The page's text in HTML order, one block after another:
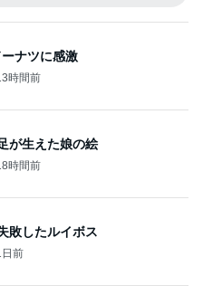
ナツに感激
時間前
が生えた娘の絵
時間前
敗したルイボス
日前